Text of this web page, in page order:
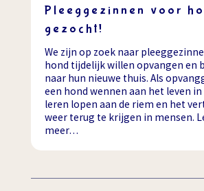
Pleeggezinnen voor
gezocht!
We zijn op zoek naar
hond tijdelijk willen opvangen en
naar hun nieuwe thuis. Als
een hond wennen aan het leven
leren lopen aan de riem en het
weer terug te krijgen in mensen.
meer…